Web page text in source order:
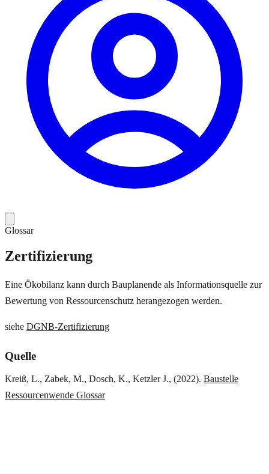
Glossar
Zertifizierung
Eine Ökobilanz kann durch Bauplanende als Informationsquelle zur
Bewertung von Ressourcenschutz herangezogen werden.
siehe DGNB-Zertifizierung
Quelle
Kreiß, L., Zabek, M., Dosch, K., Ketzler J., (2022). Baustelle
Ressourcenwende Glossar